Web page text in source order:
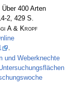
400 Arten
2, 429 S.
A & Kropf
und Weberknechte